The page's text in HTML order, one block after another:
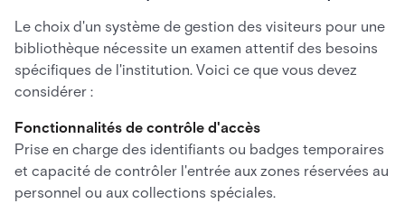
Le choix d'un système de gestion des visiteurs pour une
bibliothèque nécessite un examen attentif des besoins
spécifiques de l'institution. Voici ce que vous devez
considérer :
Fonctionnalités de contrôle d'accès
Prise en charge des identifiants ou badges temporaires
et capacité de contrôler l'entrée aux zones réservées au
personnel ou aux collections spéciales.